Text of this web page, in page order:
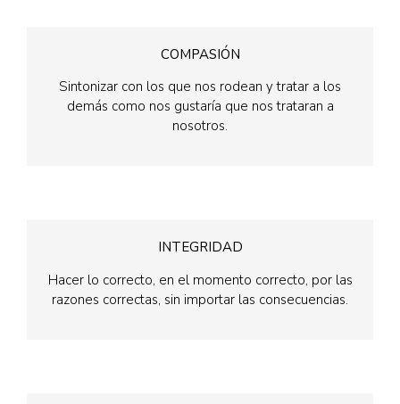
COMPASIÓN
Sintonizar con los que nos rodean y tratar a los
demás como nos gustaría que nos trataran a
nosotros.
INTEGRIDAD
Hacer lo correcto, en el momento correcto, por las
razones correctas, sin importar las consecuencias.